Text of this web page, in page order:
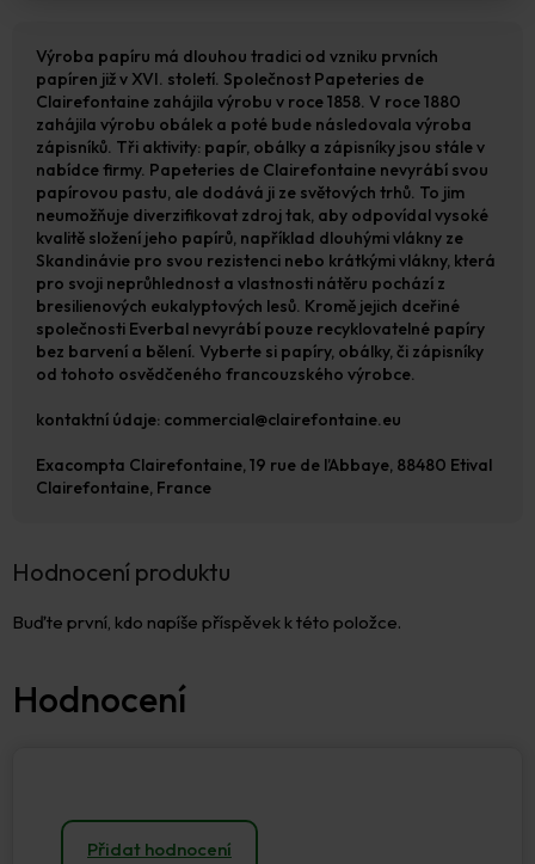
Hodnocení produktu
Buďte první, kdo napíše příspěvek k této položce.
Přidat hodnocení
Výroba papíru má dlouhou tradici od vzniku prvních
papíren již v XVI. století. Společnost Papeteries de
Clairefontaine zahájila výrobu v roce 1858. V roce 1880
zahájila výrobu obálek a poté bude následovala výroba
zápisníků. Tři aktivity: papír, obálky a zápisníky jsou stále v
nabídce firmy. Papeteries de Clairefontaine nevyrábí svou
papírovou pastu, ale dodává ji ze světových trhů. To jim
neumožňuje diverzifikovat zdroj tak, aby odpovídal vysoké
kvalitě složení jeho papírů, například dlouhými vlákny ze
Skandinávie pro svou rezistenci nebo krátkými vlákny, která
pro svoji neprůhlednost a vlastnosti nátěru pochází z
bresilienových eukalyptových lesů. Kromě jejich dceřiné
společnosti Everbal nevyrábí pouze recyklovatelné papíry
bez barvení a bělení. Vyberte si papíry, obálky, či zápisníky
od tohoto osvědčeného francouzského výrobce.
kontaktní údaje: commercial@clairefontaine.eu
Exacompta Clairefontaine, 19 rue de l’Abbaye, 88480 Etival
Clairefontaine, France